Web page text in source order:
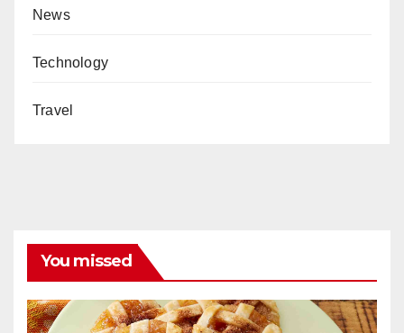
News
Technology
Travel
You missed